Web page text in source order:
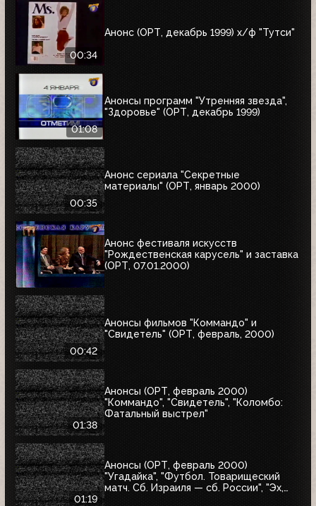
00:34
Анонс (ОРТ, декабрь 1999) х/ф "Тутси"
01:08
Анонсы программ "Утренняя звезда",
"Здоровье" (ОРТ, декабрь 1999)
00:35
Анонс сериала "Секретные
материалы" (ОРТ, январь 2000)
Анонс фестиваля искусств
"Рождественская карусель" и заставка
(ОРТ, 07.01.2000)
00:42
Анонсы фильмов "Коммандо" и
"Свидетель" (ОРТ, февраль, 2000)
01:38
Анонсы (ОРТ, февраль 2000)
"Коммандо", "Свидетель", "Коломбо:
Фатальный выстрел"
01:19
Анонсы (ОРТ, февраль 2000)
"Угадайка", "Футбол. Товарищеский
матч. Сб. Израиля — сб. России", "Эх,